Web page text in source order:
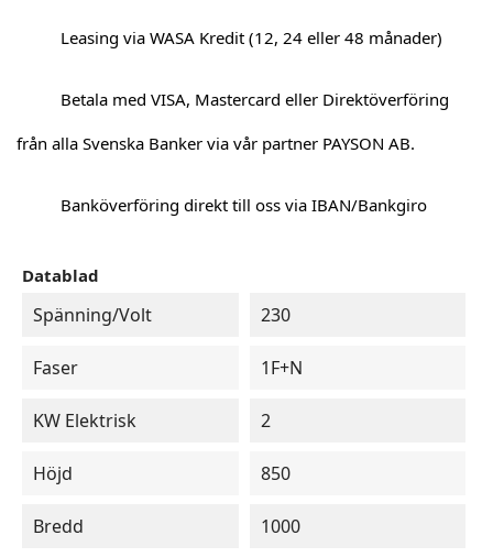
Leasing via WASA Kredit (12, 24 eller 48 månader)
Betala med VISA, Mastercard eller Direktöverföring
från alla Svenska Banker via vår partner PAYSON AB.
Banköverföring direkt till oss via IBAN/Bankgiro
Datablad
Spänning/Volt 230
Faser 1F+N
KW Elektrisk 2
Höjd 850
Bredd 1000